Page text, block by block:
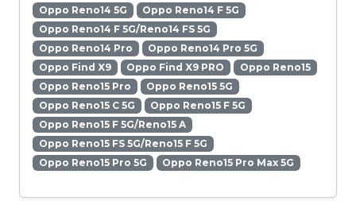
Oppo Reno14 5G
Oppo Reno14 F 5G
Oppo Reno14 F 5G/Reno14 FS 5G
Oppo Reno14 Pro
Oppo Reno14 Pro 5G
Oppo Find X9
Oppo Find X9 PRO
Oppo Reno15
Oppo Reno15 Pro
Oppo Reno15 5G
Oppo Reno15 C 5G
Oppo Reno15 F 5G
Oppo Reno15 F 5G/Reno15 A
Oppo Reno15 FS 5G/Reno15 F 5G
Oppo Reno15 Pro 5G
Oppo Reno15 Pro Max 5G